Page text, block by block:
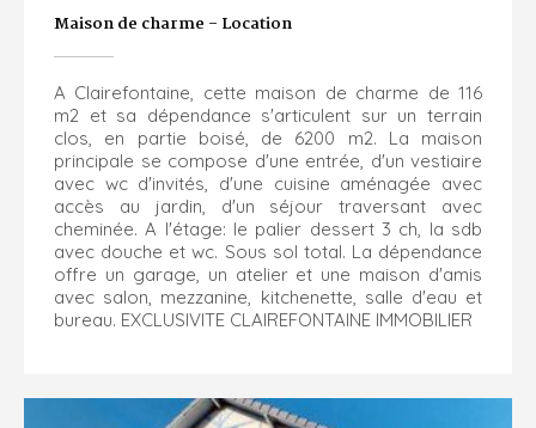
Maison de charme - Location
A Clairefontaine, cette maison de charme de 116
m2 et sa dépendance s'articulent sur un terrain
clos, en partie boisé, de 6200 m2. La maison
principale se compose d'une entrée, d'un vestiaire
avec wc d'invités, d'une cuisine aménagée avec
accès au jardin, d'un séjour traversant avec
cheminée. A l'étage: le palier dessert 3 ch, la sdb
avec douche et wc. Sous sol total. La dépendance
offre un garage, un atelier et une maison d'amis
avec salon, mezzanine, kitchenette, salle d'eau et
bureau. EXCLUSIVITE CLAIREFONTAINE IMMOBILIER